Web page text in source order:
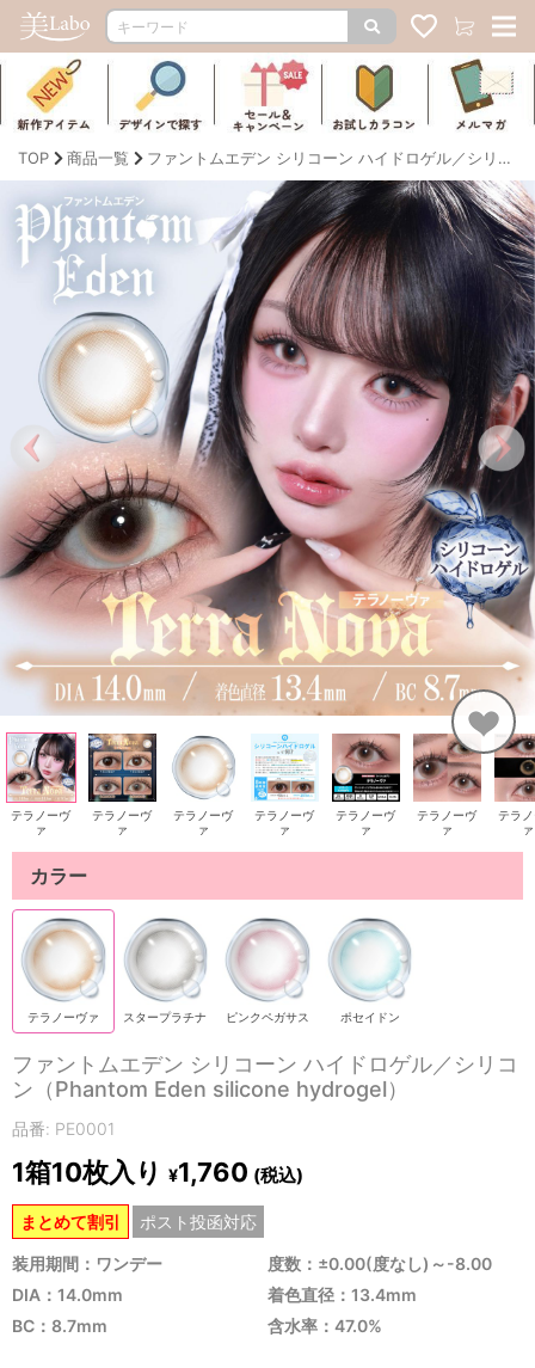
TOP 商品一覧 ファントムエデン シリコーン ハイドロゲル／シリコン（Phantom Eden silicone hydrogel）
テラノーヴ
ァ
テラノーヴ
ァ
テラノーヴ
ァ
テラノーヴ
ァ
テラノーヴ
ァ
テラノーヴ
ァ
テラ
ァ
カラー
テラノーヴァ スタープラチナ ピンクペガサス ポセイドン
ファントムエデン シリコーン ハイドロゲル／シリコ
ン（Phantom Eden silicone hydrogel）
品番: PE0001
1箱10枚入り ¥1,760 (税込)
まとめて割引 ポスト投函対応
装用期間：ワンデー
度数：±0.00(度なし)～-8.00
DIA：14.0mm
着色直径：13.4mm
BC：8.7mm
含水率：47.0%